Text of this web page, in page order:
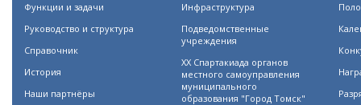
Функции и задачи
Руководство и структура
Справочник
История
Наши партнёры
Инфраструктура
Подведомственные
учреждения
XX Спартакиада органов
местного самоуправления
муниципального
образования "Город Томск"